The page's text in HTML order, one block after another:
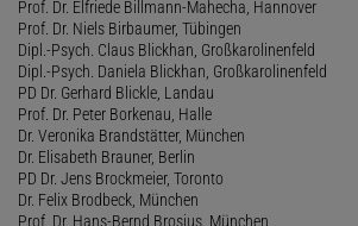
Prof. Dr. Elfriede Billmann-Mahecha, Hannover
Prof. Dr. Niels Birbaumer, Tübingen
Dipl.-Psych. Claus Blickhan, Großkarolinenfeld
Dipl.-Psych. Daniela Blickhan, Großkarolinenfeld
PD Dr. Gerhard Blickle, Landau
Prof. Dr. Peter Borkenau, Halle
Dr. Veronika Brandstätter, München
Dr. Elisabeth Brauner, Berlin
PD Dr. Jens Brockmeier, Toronto
Dr. Felix Brodbeck, München
Prof. Dr. Hans-Bernd Brosius, München